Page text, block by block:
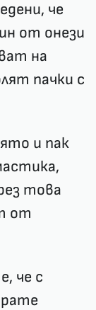
че
от онези
на
пачки с
и пак
това
от
че с